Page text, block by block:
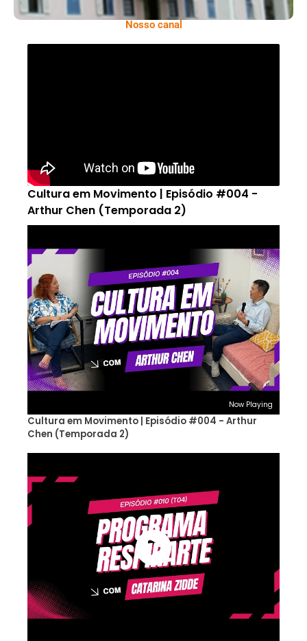
Nosso canal
Cultura em Movimento | Episódio #004 -
Arthur Chen (Temporada 2)
Now Playing
Cultura em Movimento | Episódio #004 - Arthur
Chen (Temporada 2)